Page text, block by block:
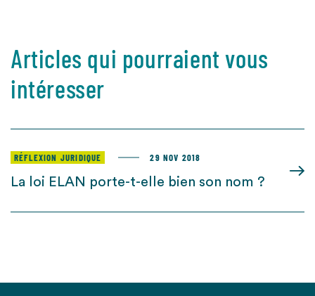
Articles qui pourraient vous
intéresser
RÉFLEXION JURIDIQUE 29 NOV 2018
La loi ELAN porte-t-elle bien son nom ?